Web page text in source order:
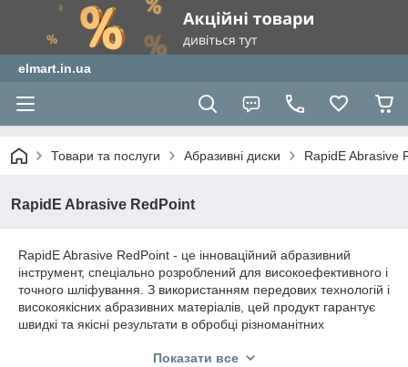
elmart.in.ua
Товари та послуги Абразивні диски RapidE Abrasive
RapidE Abrasive RedPoint
RapidE Abrasive RedPoint - це інноваційний абразивний
інструмент, спеціально розроблений для високоефективного і
точного шліфування. З використанням передових технологій і
високоякісних абразивних матеріалів, цей продукт гарантує
швидкі та якісні результати в обробці різноманітних
Abrasive RedPoint стане невід'ємною частиною вашого
Показати все